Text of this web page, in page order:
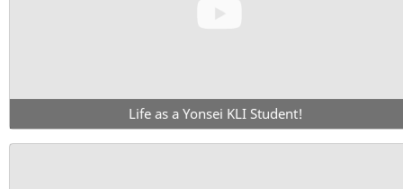
Life as a Yonsei KLI Student!